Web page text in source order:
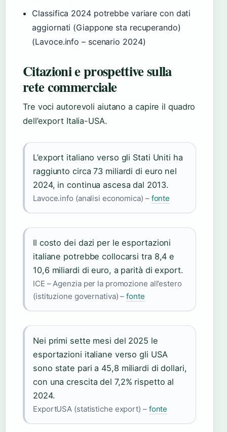
Classifica 2024 potrebbe variare con dati
aggiornati (Giappone sta recuperando)
(Lavoce.info – scenario 2024)
Citazioni e prospettive sulla
rete commerciale
Tre voci autorevoli aiutano a capire il quadro
dell’export Italia-USA.
L’export italiano verso gli Stati Uniti ha
raggiunto circa 73 miliardi di euro nel
2024, in continua ascesa dal 2013.
Lavoce.info (analisi economica) – fonte
Il costo dei dazi per le esportazioni
italiane potrebbe collocarsi tra 8,4 e
10,6 miliardi di euro, a parità di export.
ICE – Agenzia per la promozione all’estero
(istituzione governativa) –fonte
Nei primi sette mesi del 2025 le
esportazioni italiane verso gli USA
sono state pari a 45,8 miliardi di dollari,
con una crescita del 7,2% rispetto al
2024.
ExportUSA (statistiche export) – fonte